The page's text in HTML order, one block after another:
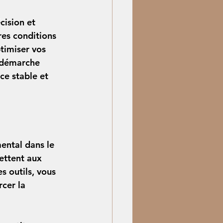
et
conditions
vos
stable et
dans le
aux
outils, vous
la